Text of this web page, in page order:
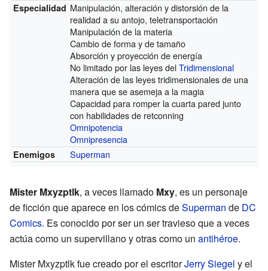
Especialidad Manipulación, alteración y distorsión de la
realidad a su antojo, teletransportación
Manipulación de la materia
Cambio de forma y de tamaño
Absorción y proyección de energía
No limitado por las leyes delTridimensional
Alteración de las leyes tridimensionales de una
manera que se asemeja a la magia
Capacidad para romper la cuarta pared junto
con habilidades de retconning
Omnipotencia
Omnipresencia
Enemigos Superman
Mister Mxyzptlk, a veces llamado Mxy, es un personaje
de ficción que aparece en los cómics deSuperman de DC
Comics. Es conocido por ser un ser travieso que a veces
actúa como un supervillano y otras como un antihéroe.
Mister Mxyzptlk fue creado por el escritorJerry Siegel y el